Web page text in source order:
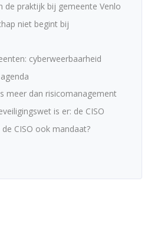
de praktijk bij gemeente Venlo
niet begint bij
cyberweerbaarheid
meer dan risicomanagement
is er: de CISO
CISO ook mandaat?